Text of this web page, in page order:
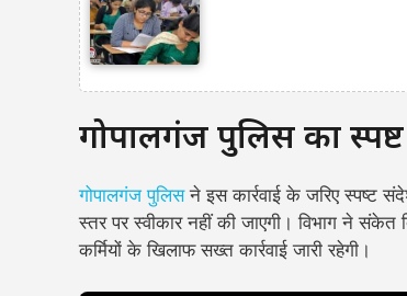
गोपालगंज पुलिस का
गोपालगंज पुलिसने इस कार्रवाई के जरिए स्पष्ट
स्तर पर स्वीकार नहीं की जाएगी। विभाग ने संकेत
कर्मियों के खिलाफ सख्त कार्रवाई जारी रहेगी।